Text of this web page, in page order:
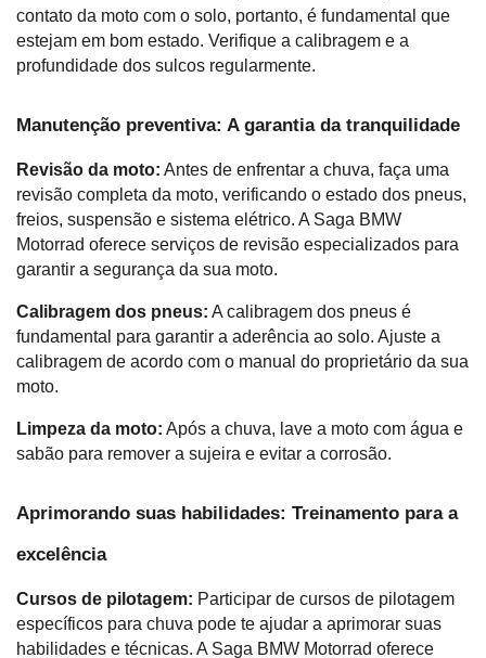
contato da moto com o solo, portanto, é fundamental que
estejam em bom estado. Verifique a calibragem e a
profundidade dos sulcos regularmente.
Manutenção preventiva: A garantia da tranquilidade
Revisão da moto: Antes de enfrentar a chuva, faça uma
revisão completa da moto, verificando o estado dos pneus,
freios, suspensão e sistema elétrico. A Saga BMW
Motorrad oferece serviços de revisão especializados para
garantir a segurança da sua moto.
Calibragem dos pneus: A calibragem dos pneus é
fundamental para garantir a aderência ao solo. Ajuste a
calibragem de acordo com o manual do proprietário da sua
moto.
Limpeza da moto: Após a chuva, lave a moto com água e
sabão para remover a sujeira e evitar a corrosão.
Aprimorando suas habilidades: Treinamento para a
excelência
Cursos de pilotagem: Participar de cursos de pilotagem
específicos para chuva pode te ajudar a aprimorar suas
habilidades e técnicas. A Saga BMW Motorrad oferece